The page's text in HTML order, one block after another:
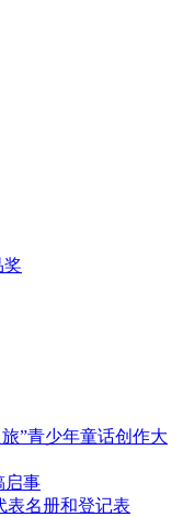
奖
”青少年童话创作大
启事
表名册和登记表